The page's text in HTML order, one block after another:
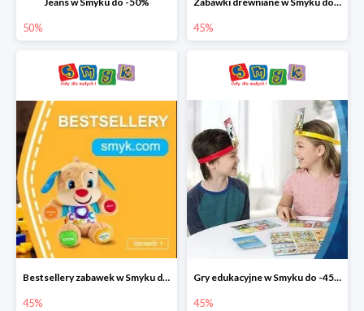
50% 45%
Bestsellery zabawek w Smyku do -45%
45%
Gry edukacyjne w Smyku do -45%
45%